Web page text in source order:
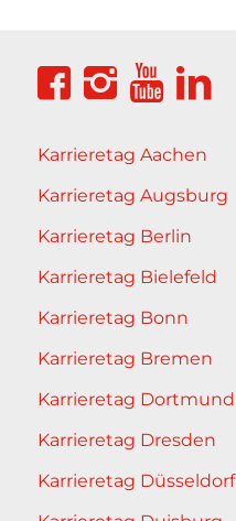
Karrieretag Aachen
Karrieretag Augsburg
Karrieretag Berlin
Karrieretag Bielefeld
Karrieretag Bonn
Karrieretag Bremen
Karrieretag Dortmund
Karrieretag Dresden
Karrieretag Düsseldorf